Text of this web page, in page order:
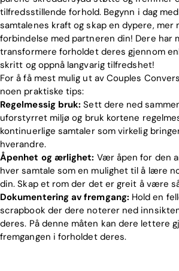
tilfredsstillende forhold. Begynn i dag
samtalenes kraft og skap en dypere, mer
forbindelse med partneren din! Dere har
transformere forholdet deres gjennom
skritt og oppnå langvarig tilfredshet!
For å få mest mulig ut av Couples
noen praktiske tips:
Regelmessig bruk: Sett dere ned
uforstyrret miljø og bruk kortene
kontinuerlige samtaler som virkelig
hverandre.
Åpenhet og ærlighet: Vær åpen for den
hver samtale som en mulighet til å lære
din. Skap et rom der det er greit å være
Dokumentering av fremgang: Hold en
scrapbook der dere noterer ned
deres. På denne måten kan dere lettere
fremgangen i forholdet deres.